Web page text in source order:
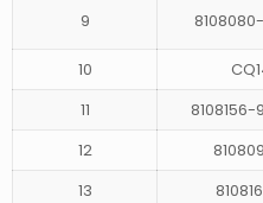
9
10
11
8108156-
12
13